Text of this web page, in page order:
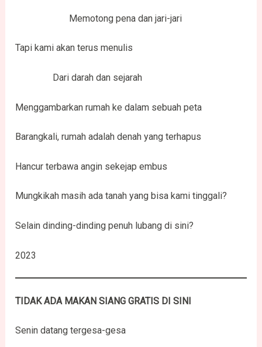
Memotong pena dan jari-jari
Tapi kami akan terus menulis
Dari darah dan sejarah
Menggambarkan rumah ke dalam sebuah peta
Barangkali, rumah adalah denah yang terhapus
Hancur terbawa angin sekejap embus
Mungkikah masih ada tanah yang bisa kami tinggali?
Selain dinding-dinding penuh lubang di sini?
2023
TIDAK ADA MAKAN SIANG GRATIS DI SINI
Senin datang tergesa-gesa